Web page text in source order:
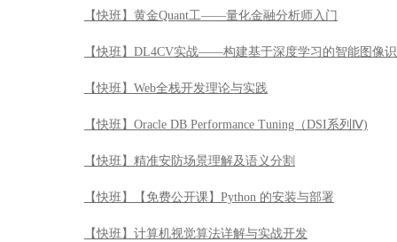
【快班】黄金Quant工——量化金融分析师入门
【快班】DL4CV实战——构建基于深度学习的智能图像
【快班】Web全栈开发理论与实践
【快班】Oracle DB Performance Tuning（DSI系列Ⅳ)
【快班】精准安防场景理解及语义分割
【快班】【免费公开课】Python 的安装与部署
【快班】计算机视觉算法详解与实战开发